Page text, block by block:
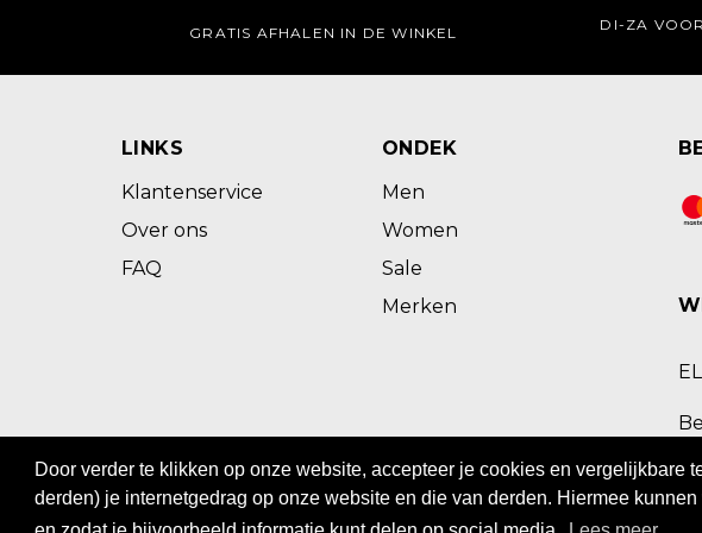
Door verder te klikken op onze website, accepteer je cookies en
derden) je internetgedrag op onze website en die van derden. Hiermee
GRATIS AFHALEN IN DE WINKEL
DI-ZA
LINKS
Klantenservice
Over ons
FAQ
ONDEK
Men
Women
Sale
Merken
Privacy|Algemene voorwaarden